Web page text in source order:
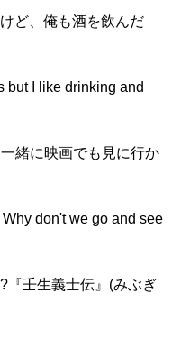
ど、俺も酒を飲んだ
but I like drinking and
緒に映画でも見に行か
don't we go and see
『壬生義士伝』(みぶぎ